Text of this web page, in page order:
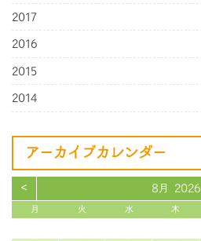
2017
2016
2015
2014
アーカイブカレンダー
< 8月 2026
月 火 水 木